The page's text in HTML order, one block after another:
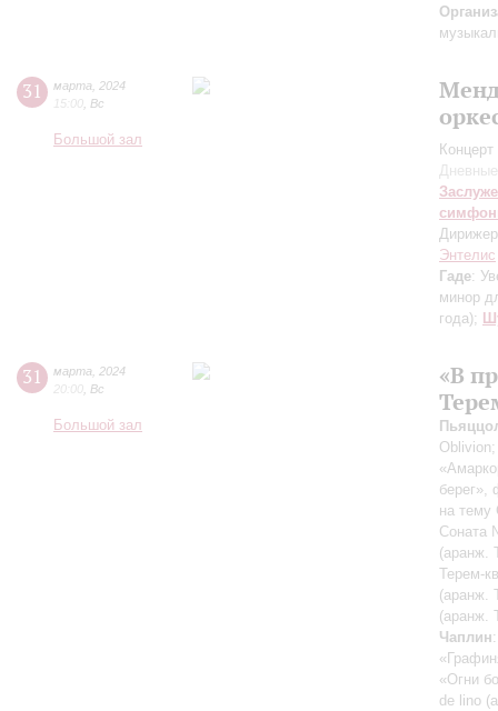
31 марта
2024
15:00 Вс
Большой зал
Энтелис
Гаде:
минор
года);
31 марта
2024
20:00 Вс
Большой зал
«В
берег»,
на
Соната
(аранж.
Терем-
(аранж.
(аранж.
Чаплин
«Огни
de lino